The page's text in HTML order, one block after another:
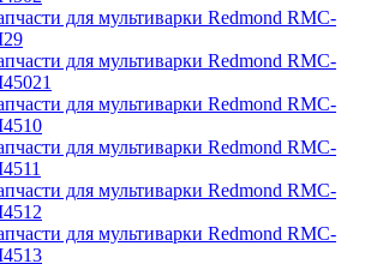
для мультиварки Redmond RMC-
для мультиварки Redmond RMC-
для мультиварки Redmond RMC-
для мультиварки Redmond RMC-
для мультиварки Redmond RMC-
для мультиварки Redmond RMC-